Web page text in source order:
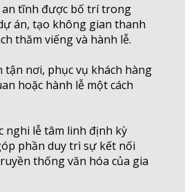
an tĩnh được bố trí trong
án, tạo không gian thanh
thăm viếng và hành lễ.
tận nơi, phục vụ khách hàng
hoặc hành lễ một cách
nghi lễ tâm linh định kỳ
phần duy trì sự kết nối
thống văn hóa của gia